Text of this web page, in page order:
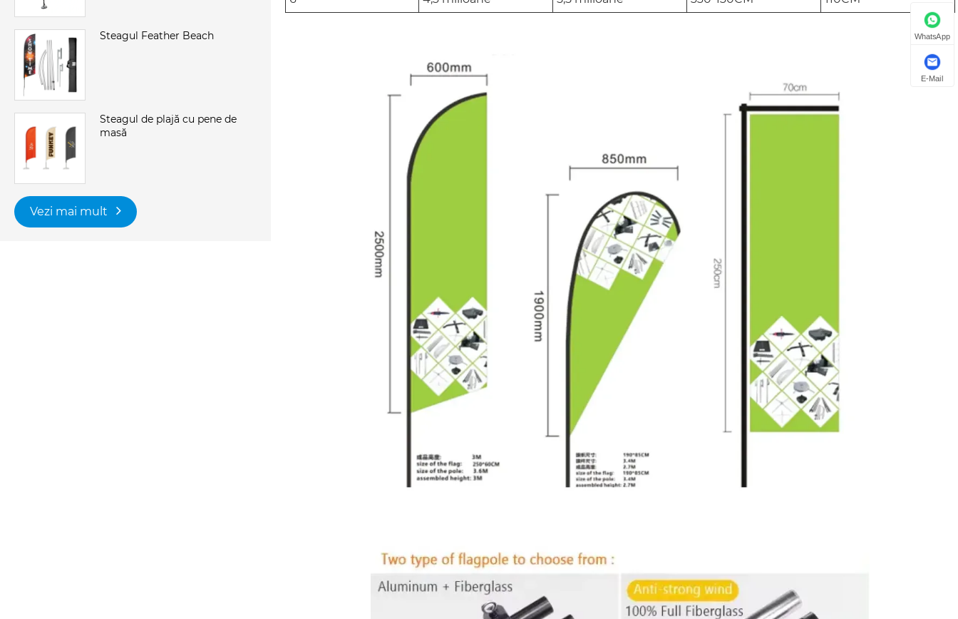
Steagul Feather Beach
Steagul de plajă cu pene de
masă
Vezi mai mult
WhatsApp
E-Mail